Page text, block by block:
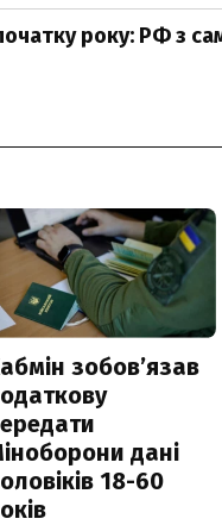
року: РФ з
зобовʼязав
дані
18-60